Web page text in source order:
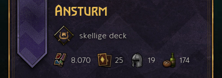
Ansturm
skellige deck
8.070 25 19 174